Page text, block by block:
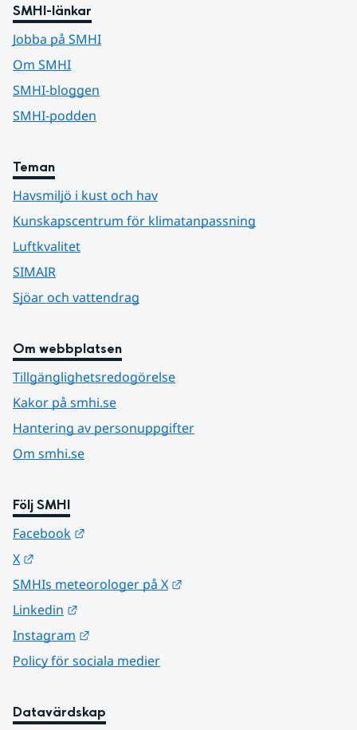
SMHI-länkar
Jobba på SMHI
Om SMHI
SMHI-bloggen
SMHI-podden
Teman
Havsmiljö i kust och hav
Kunskapscentrum för klimatanpassning
Luftkvalitet
SIMAIR
Sjöar och vattendrag
Om webbplatsen
Tillgänglighetsredogörelse
Kakor på smhi.se
Hantering av personuppgifter
Om smhi.se
Följ SMHI
Facebook
X
SMHIs meteorologer på X
Linkedin
Instagram
Policy för sociala medier
Datavärdskap